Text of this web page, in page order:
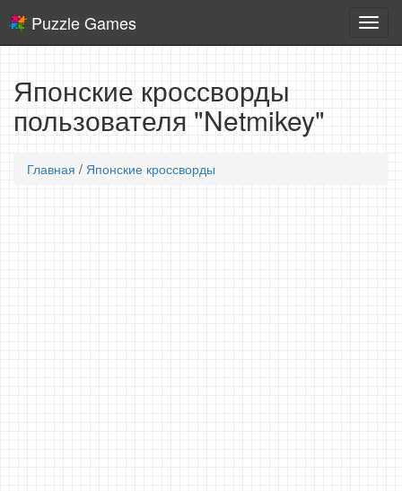
игры
Puzzle Games
Японские кроссворды
пользователя "Netmikey"
Главная / Японские кроссворды